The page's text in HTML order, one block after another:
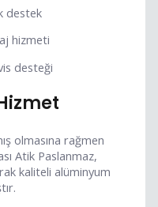
destek
hizmeti
desteği
olmasına rağmen
Atik Paslanmaz,
kaliteli alüminyum